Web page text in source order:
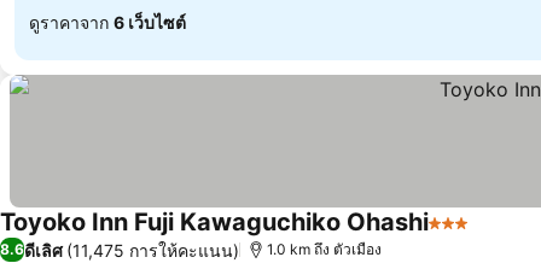
ดูราคาจาก 6 เว็บไซต์
Toyoko Inn Fuji Kawaguchiko Ohashi3 ดาว
8.6ดีเลิศ (11,475 การให้คะแนน) 1.0 km ถึง ตัวเมือง